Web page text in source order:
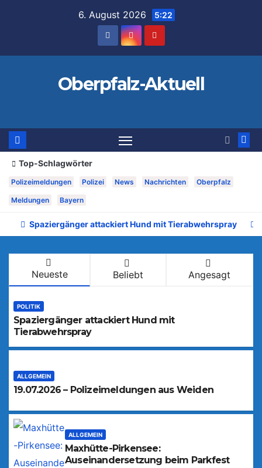
6. August 2026 5:22
Oberpfalz-Aktuell
Top-Schlagwörter
Polizeimeldungen Polizei News Nachrichten Oberpfalz
Meldungen Bayern
Spaziergänger attackiert Hund mit Tierabwehrspray
Neueste Beliebt Angesagt
POLITIK
Spaziergänger attackiert Hund mit
Tierabwehrspray
ALLGEMEIN
19.07.2026 – Polizeimeldungen aus Weiden
ALLGEMEIN
Maxhütte-Pirkensee:
Auseinandersetzung beim Parkfest